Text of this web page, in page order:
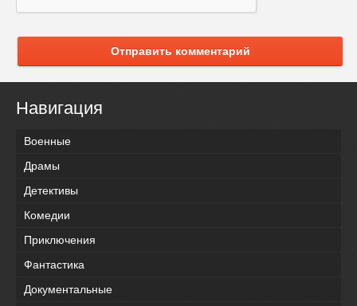
Отправить комментарий
Навигация
Военные
Драмы
Детективы
Комедии
Приключения
Фантастика
Документальные